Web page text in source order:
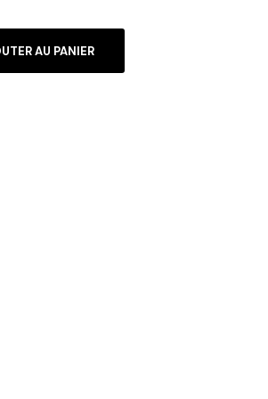
AU PANIER